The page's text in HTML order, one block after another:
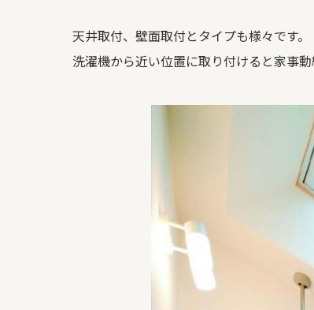
天井取付、壁面取付とタイプも様々です。
洗濯機から近い位置に取り付けると家事動